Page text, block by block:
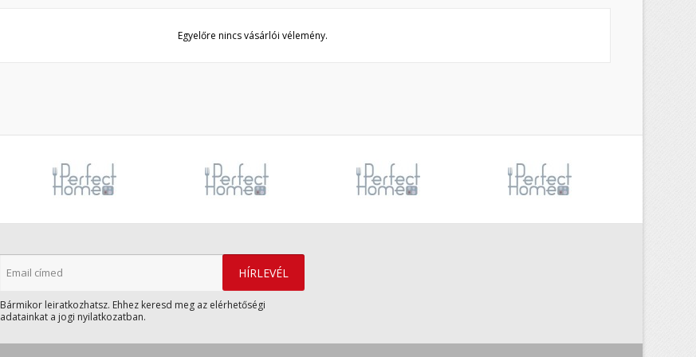
Egyelőre nincs vásárlói vélemény.
Bármikor leiratkozhatsz. Ehhez keresd meg az elérhetőségi
adatainkat a jogi nyilatkozatban.